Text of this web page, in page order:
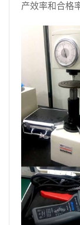
产效率和合格